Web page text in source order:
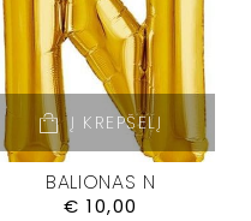
Į KREPŠELĮ
BALIONAS N
€ 10,00